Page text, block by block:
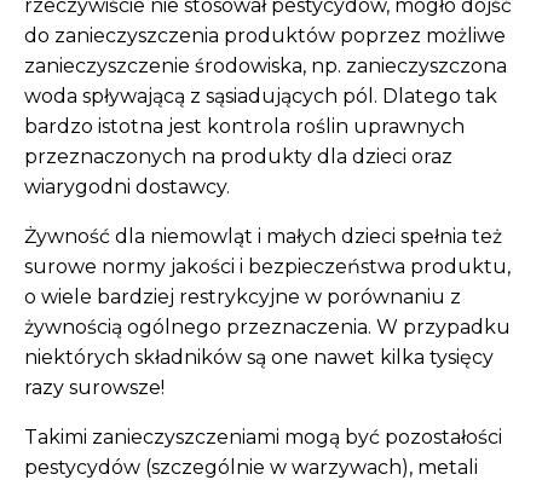
rzeczywiście nie stosował pestycydów, mogło dojść
do zanieczyszczenia produktów poprzez możliwe
zanieczyszczenie środowiska, np. zanieczyszczona
woda spływającą z sąsiadujących pól. Dlatego tak
bardzo istotna jest kontrola roślin uprawnych
przeznaczonych na produkty dla dzieci oraz
wiarygodni dostawcy.
Żywność dla niemowląt i małych dzieci spełnia też
surowe normy jakości i bezpieczeństwa produktu,
o wiele bardziej restrykcyjne w porównaniu z
żywnością ogólnego przeznaczenia. W przypadku
niektórych składników są one nawet kilka tysięcy
razy surowsze!
Takimi zanieczyszczeniami mogą być pozostałości
pestycydów (szczególnie w warzywach), metali